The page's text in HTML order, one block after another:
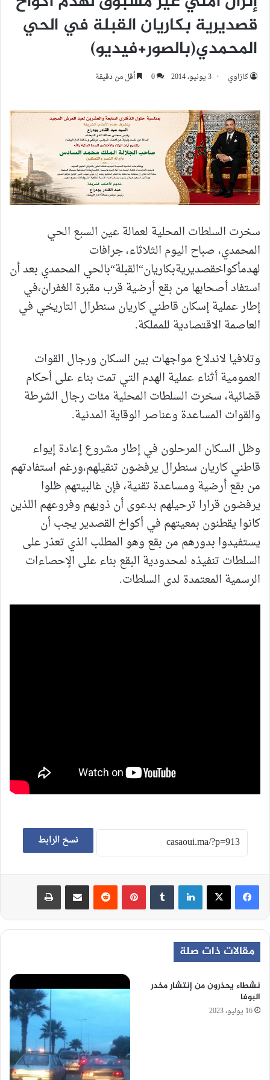
قصديرية بكاريان القبلة في الحي
المحمدي(بالصور+فيديو)
كازاوي 3 يونيو، 2014 0 أقل من دقيقة
سخرت السلطات المحلية لعمالة عين السبع الحي
المحمدي، صباح اليوم الثلاثاء، جرافات
لهدمأكواخقصديريةبكاريان“القبلة“بالحي المحمدي بعد أن
استفاد أصحابها من بقع أرضية قرب مقبرة الغفران،في
إطار عملية إسكان قاطني كاريان سنطرال التاريخي في
العاصمة الاقتصادية للمملكة.
وتلافيا لاندلاع مواجهات بين السكان ورجال القوات
العمومية أثناء عملية الهدم التي تمت بناء على أحكام
قضائية، سخرت السلطات المحلية مئات رجال الشرطة
والقوات المساعدة وعناصر الوقاية المدنية.
وظل السكان المرحلون في إطار مشروع إعادة إيواء
قاطني كاريان سنطرال يرفضون تنقيلهم،ورغم استفادتهم
من بقع أرضية ومساعدة تقنية، فإن غالبيتهم ظلوا
يرفضون قرارا ترحيلهم بدعوى أن ذويهم وفروعهم اللذين
كانوا يقطنون بمعيتهم في أكواخ القصدير يجب أن
يستفيدوا بدورهم من بقع وهو المطلب الذي تعذر على
السلطات تنفيذه لمحدودية البقع بناء على الإحصاءات
الرسمية المعتمدة لدى السلطات.
نسخ الرابط
لينكدإن بينتيريست
مقالات ذات صلة
نشطاء يحذرون من إنتشار مخدر
البوفا
16 يوليو، 2023